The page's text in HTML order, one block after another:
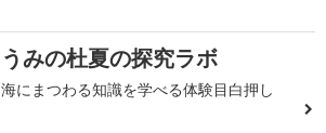
うみの杜夏の探究ラボ
海にまつわる知識を学べる体験目白押し